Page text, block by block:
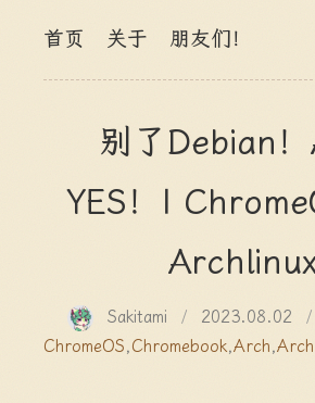
首页 关于 朋友们！
别了Debian
YES！|
Sakitami / 2023.08.02 /
ChromeOS,Chromebook,Arch,